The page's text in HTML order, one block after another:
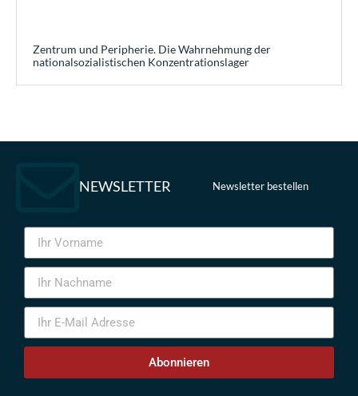
Zentrum und Peripherie. Die Wahrnehmung der
nationalsozialistischen Konzentrationslager
NEWSLETTER Newsletter bestellen
Abonnieren